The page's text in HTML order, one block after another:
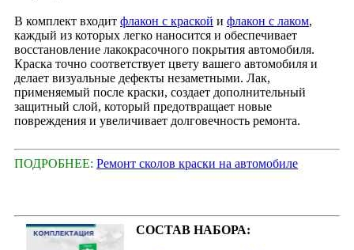
В комплект входит флакон с краской и флакон с лаком,
каждый из которых легко наносится и обеспечивает
восстановление лакокрасочного покрытия автомобиля.
Краска точно соответствует цвету вашего автомобиля и
делает визуальные дефекты незаметными. Лак,
применяемый после краски, создает дополнительный
защитный слой, который предотвращает новые
повреждения и увеличивает долговечность ремонта.
ПОДРОБНЕЕ: Ремонт сколов краски на автомобиле
СОСТАВ НАБОРА: